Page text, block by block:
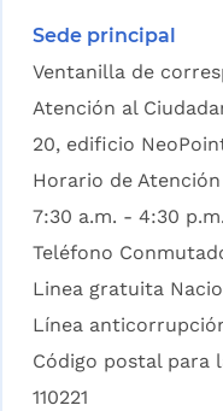
Sede principal
Ventanilla de
Atención al
20, edificio
Horario de
7:30 a.m. - 4:30
Teléfono
Linea gratuita
Línea
Código postal para
110221